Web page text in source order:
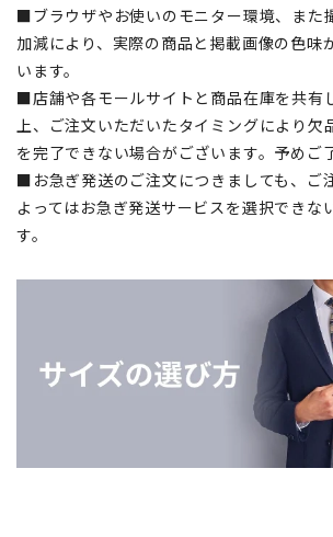
■ブラウザやお使いのモニター環境、また
加減により、実際の商品と掲載画像の色味
います。
■店舗や各モールサイトと商品在庫を共有
上、ご注文いただいたタイミングにより欠
を完了できない場合がございます。予めご
■お急ぎ発送のご注文につきましても、ご
よってはお急ぎ発送サービスを選択できな
す。